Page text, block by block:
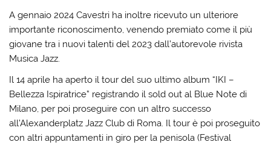
A gennaio 2024 Cavestri ha inoltre ricevuto un ulteriore
importante riconoscimento, venendo premiato come il più
giovane tra i nuovi talenti del 2023 dall’autorevole rivista
Musica Jazz.
Il 14 aprile ha aperto il tour del suo ultimo album “IKI –
Bellezza Ispiratrice” registrando il sold out al Blue Note di
Milano, per poi proseguire con un altro successo
all’Alexanderplatz Jazz Club di Roma. Il tour è poi proseguito
con altri appuntamenti in giro per la penisola (Festival